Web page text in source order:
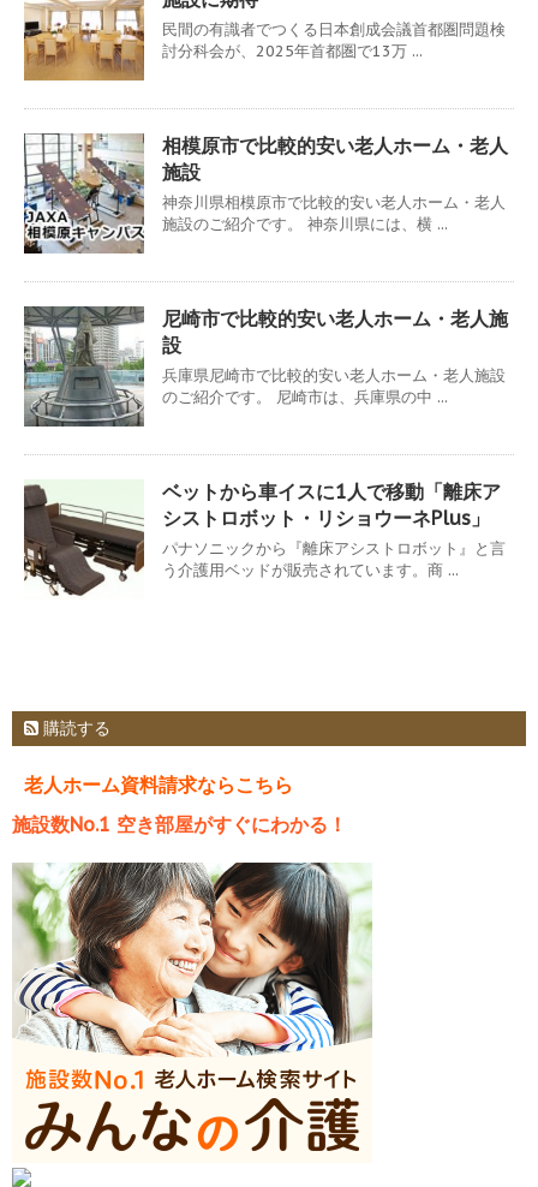
民間の有識者でつくる日本創成会議首都圏問題検
討分科会が、2025年首都圏で13万 ...
相模原市で比較的安い老人ホーム・老人
施設
神奈川県相模原市で比較的安い老人ホーム・老人
施設のご紹介です。 神奈川県には、横 ...
尼崎市で比較的安い老人ホーム・老人施
設
兵庫県尼崎市で比較的安い老人ホーム・老人施設
のご紹介です。 尼崎市は、兵庫県の中 ...
ベットから車イスに1人で移動「離床ア
シストロボット・リショウーネPlus」
パナソニックから『離床アシストロボット』と言
う介護用ベッドが販売されています。商 ...
購読する
老人ホーム資料請求ならこちら
施設数No.1 空き部屋がすぐにわかる！